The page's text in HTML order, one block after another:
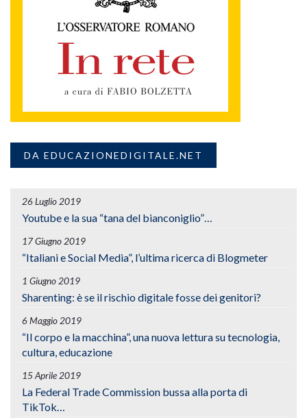
DA EDUCAZIONEDIGITALE.NET
26 Luglio 2019
Youtube e la sua “tana del bianconiglio”…
17 Giugno 2019
“Italiani e Social Media”, l’ultima ricerca di Blogmeter
1 Giugno 2019
Sharenting: è se il rischio digitale fosse dei genitori?
6 Maggio 2019
“Il corpo e la macchina”, una nuova lettura su tecnologia,
cultura, educazione
15 Aprile 2019
La Federal Trade Commission bussa alla porta di
TikTok…